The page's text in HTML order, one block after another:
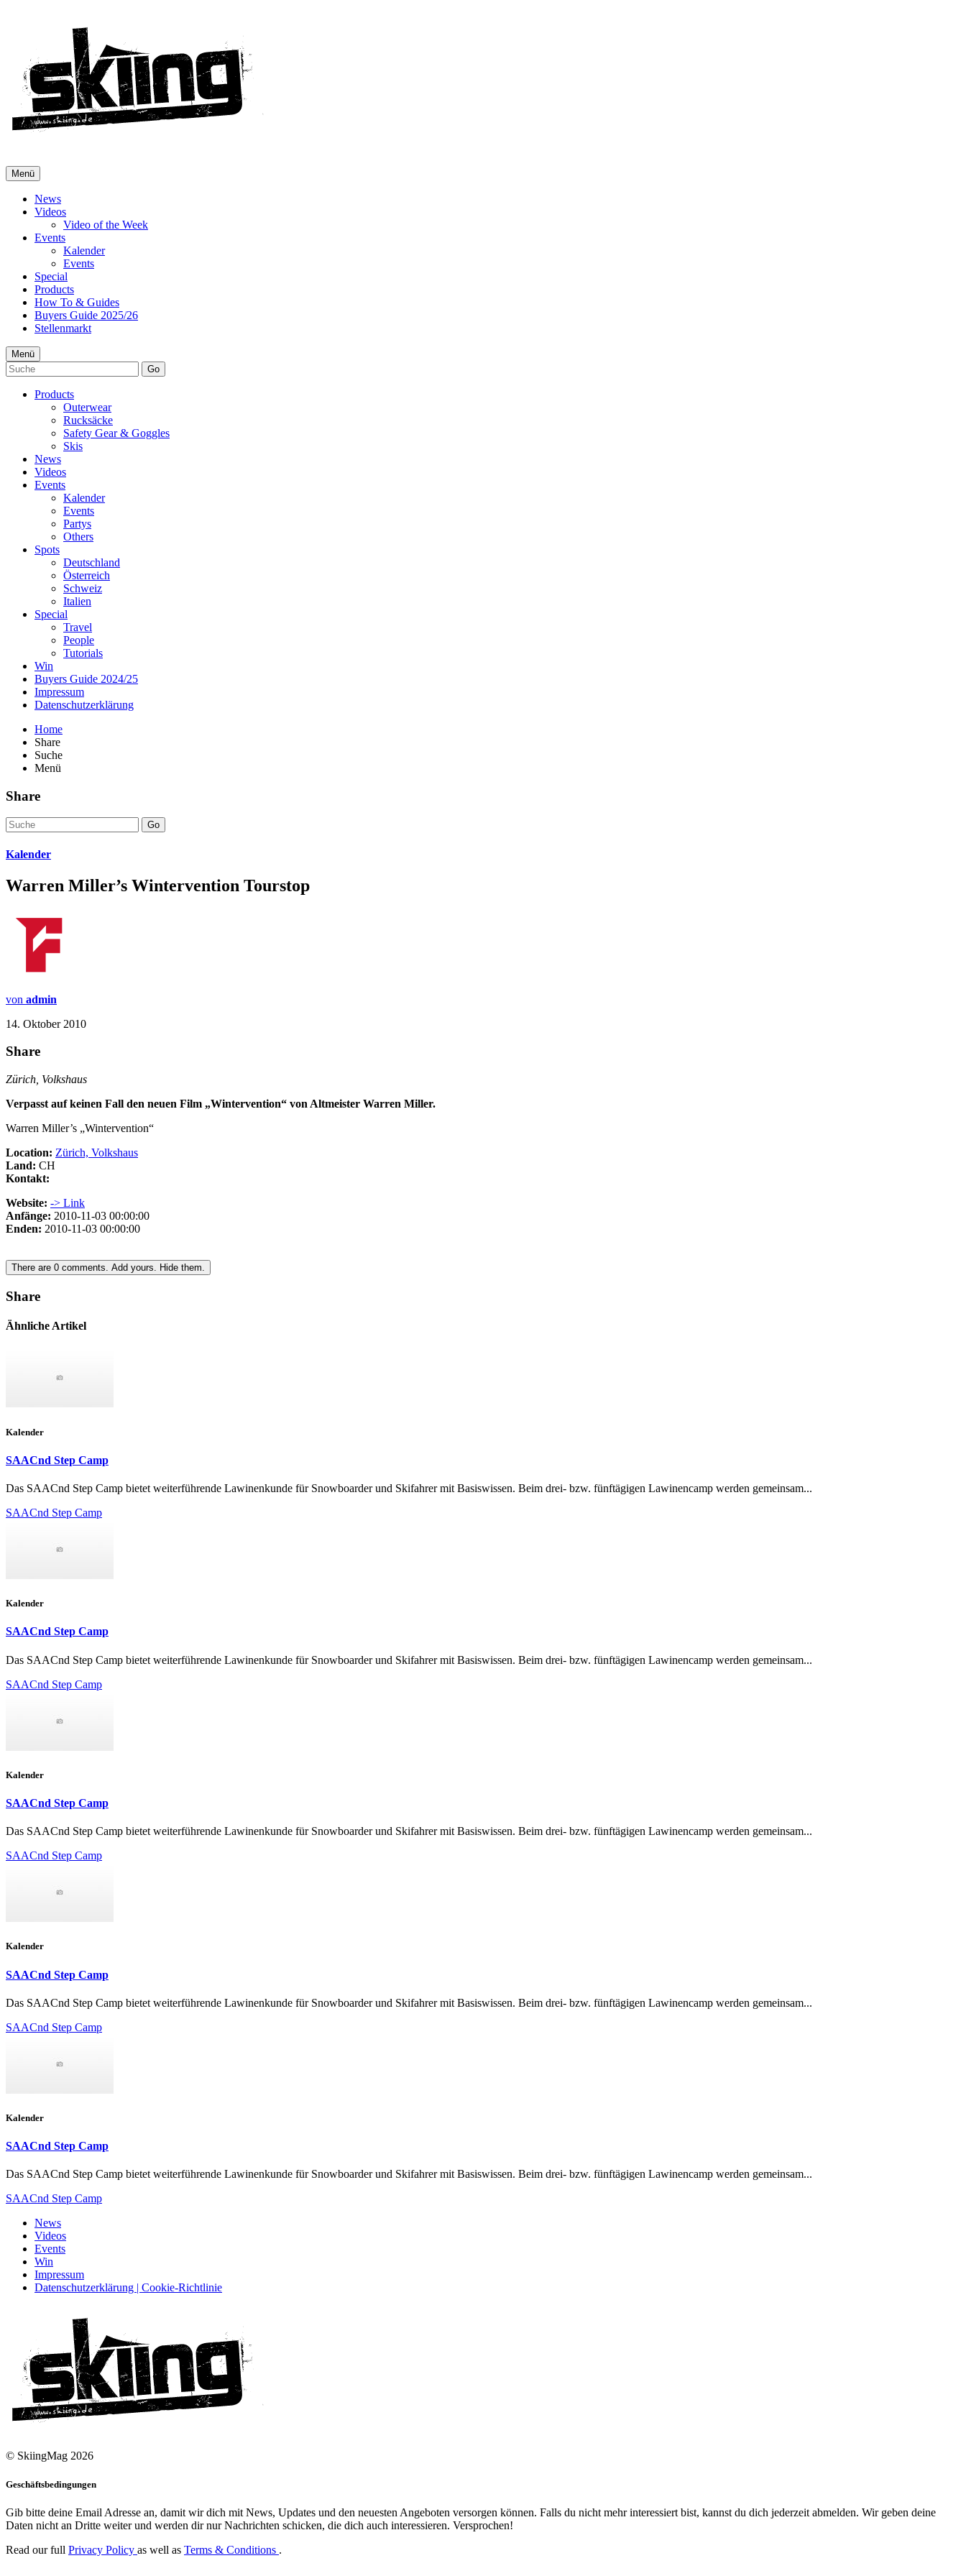
Menü
News
Videos
Video of the Week
Events
Kalender
Events
Special
Products
How To & Guides
Buyers Guide 2025/26
Stellenmarkt
Menü
Go
Products
Outerwear
Rucksäcke
Safety Gear & Goggles
Skis
News
Videos
Events
Kalender
Events
Partys
Others
Spots
Deutschland
Österreich
Schweiz
Italien
Special
Travel
People
Tutorials
Win
Buyers Guide 2024/25
Impressum
Datenschutzerklärung
Home
Share
Suche
Menü
Share
Go
Kalender
Warren Miller’s Wintervention Tourstop
von admin
14. Oktober 2010
Share
Zürich, Volkshaus
Verpasst auf keinen Fall den neuen Film „Wintervention“ von Altmeister Warren Miller.
Warren Miller’s „Wintervention“
Location: Zürich, Volkshaus
Land: CH
Kontakt:
Website: -> Link
Anfänge: 2010-11-03 00:00:00
Enden: 2010-11-03 00:00:00
There are 0 comments. Add yours. Hide them.
Share
Ähnliche Artikel
Kalender
SAACnd Step Camp
Das SAACnd Step Camp bietet weiterführende Lawinenkunde für Snowboarder und Skifahrer mit Basiswissen. Beim drei- bzw. fünftägigen Lawinencamp werden gemeinsam...
SAACnd Step Camp
Kalender
SAACnd Step Camp
Das SAACnd Step Camp bietet weiterführende Lawinenkunde für Snowboarder und Skifahrer mit Basiswissen. Beim drei- bzw. fünftägigen Lawinencamp werden gemeinsam...
SAACnd Step Camp
Kalender
SAACnd Step Camp
Das SAACnd Step Camp bietet weiterführende Lawinenkunde für Snowboarder und Skifahrer mit Basiswissen. Beim drei- bzw. fünftägigen Lawinencamp werden gemeinsam...
SAACnd Step Camp
Kalender
SAACnd Step Camp
Das SAACnd Step Camp bietet weiterführende Lawinenkunde für Snowboarder und Skifahrer mit Basiswissen. Beim drei- bzw. fünftägigen Lawinencamp werden gemeinsam...
SAACnd Step Camp
Kalender
SAACnd Step Camp
Das SAACnd Step Camp bietet weiterführende Lawinenkunde für Snowboarder und Skifahrer mit Basiswissen. Beim drei- bzw. fünftägigen Lawinencamp werden gemeinsam...
SAACnd Step Camp
News
Videos
Events
Win
Impressum
Datenschutzerklärung | Cookie-Richtlinie
© SkiingMag 2026
Geschäftsbedingungen
Gib bitte deine Email Adresse an, damit wir dich mit News, Updates und den neuesten Angeboten versorgen können. Falls du nicht mehr interessiert bist, kannst du dich jederzeit abmelden. Wir geben deine
Daten nicht an Dritte weiter und werden dir nur Nachrichten schicken, die dich auch interessieren. Versprochen!
Read our full Privacy Policy as well as Terms & Conditions .